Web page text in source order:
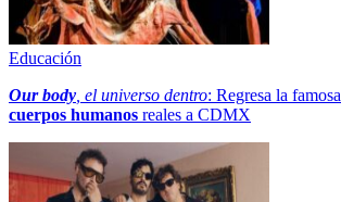
Educación
Our body , el universo dentro: Regresa la famosa
cuerpos humanos reales a CDMX